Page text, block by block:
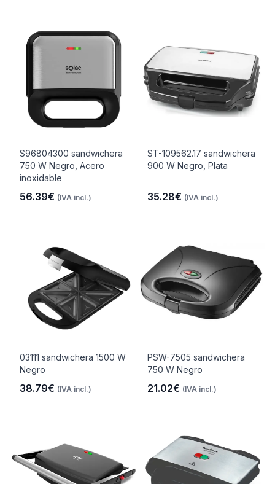
S96804300 sandwichera
750 W Negro, Acero
inoxidable
56.39€ (IVA incl.)
ST-109562.17 sandwichera
900 W Negro, Plata
35.28€ (IVA incl.)
03111 sandwichera 1500 W
Negro
38.79€ (IVA incl.)
PSW-7505 sandwichera
750 W Negro
21.02€ (IVA incl.)